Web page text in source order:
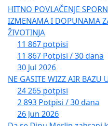
HITNO POVLAČENJE
IZMENAMA I DOPUNAMA
ŽIVOTINJA
11 867 potpisi
11 867 Potpisi / 30 dana
30 Jul 2026
NE GASITE WIZZ AIR BAZU
24 265 potpisi
2 893 Potpisi / 30 dana
26 Jun 2026